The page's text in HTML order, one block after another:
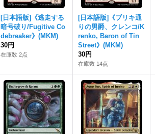
[日本語版]《逃走する
暗号破り/Fugitive Co
debreaker》(MKM)
30円
在庫数 2点
[日本語版]《ブリキ通
りの男爵、クレンコ/K
renko, Baron of Tin
Street》(MKM)
30円
在庫数 14点